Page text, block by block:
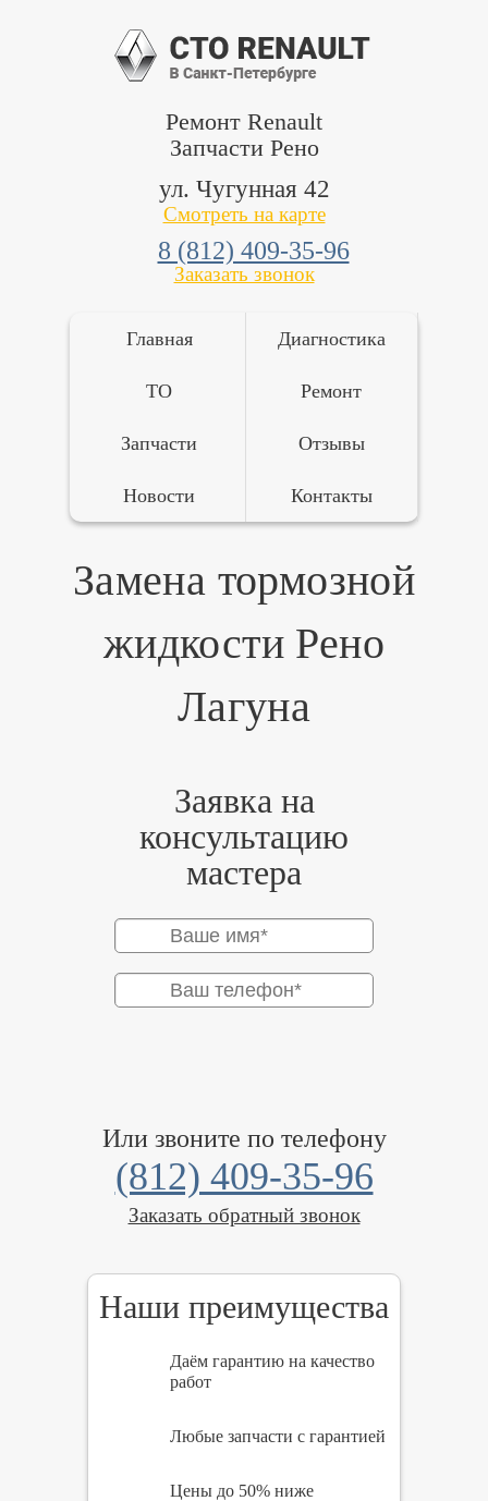
Ремонт Renault
Запчасти Рено
ул. Чугунная 42
Смотреть на карте
8 (812) 409-35-96
Заказать звонок
Главная
ТО
Диагностика
Ремонт
Запчасти Отзывы
Новости Контакты
Замена тормозной
жидкости Рено
Лагуна
Заявка на
консультацию
мастера
Или звоните по телефону
(812) 409-35-96
Заказать обратный звонок
Наши преимущества
Даём гарантию на качество
работ
Любые запчасти с гарантией
Цены до 50% ниже